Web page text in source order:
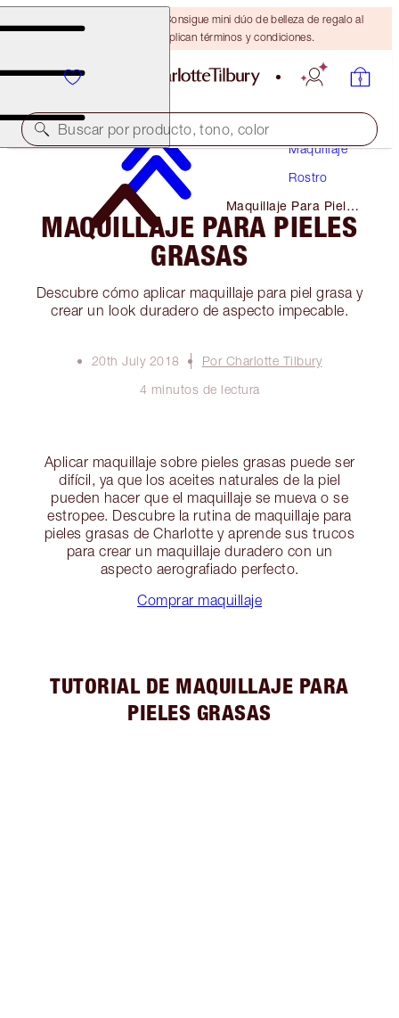
¡ÚLTIMA OPORTUNIDAD! Consigue mini dúo de belleza de regalo al
gastar $110 Se aplican términos y condiciones.
Buscar por producto, tono, color
Maquillaje
Rostro
Maquillaje Para Pieles
Grasas
MAQUILLAJE PARA PIELES
GRASAS
Descubre cómo aplicar maquillaje para piel grasa y
crear un look duradero de aspecto impecable.
20th July 2018
Por Charlotte Tilbury
4 minutos de lectura
Aplicar maquillaje sobre pieles grasas puede ser
difícil, ya que los aceites naturales de la piel
pueden hacer que el maquillaje se mueva o se
estropee. Descubre la rutina de maquillaje para
pieles grasas de Charlotte y aprende sus trucos
para crear un maquillaje duradero con un
aspecto aerografiado perfecto.
Comprar maquillaje
TUTORIAL DE MAQUILLAJE PARA
PIELES GRASAS